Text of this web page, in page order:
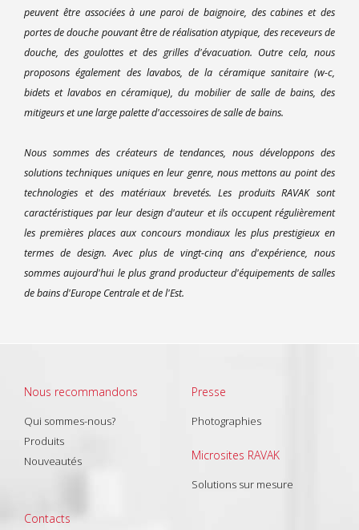
peuvent être associées à une paroi de baignoire, des cabines et des
portes de douche pouvant être de réalisation atypique, des receveurs de
douche, des goulottes et des grilles d'évacuation. Outre cela, nous
proposons également des lavabos, de la céramique sanitaire (w-c,
bidets et lavabos en céramique), du mobilier de salle de bains, des
mitigeurs et une large palette d'accessoires de salle de bains.
Nous sommes des créateurs de tendances, nous développons des
solutions techniques uniques en leur genre, nous mettons au point des
technologies et des matériaux brevetés. Les produits RAVAK sont
caractéristiques par leur design d'auteur et ils occupent régulièrement
les premières places aux concours mondiaux les plus prestigieux en
termes de design. Avec plus de vingt-cinq ans d'expérience, nous
sommes aujourd'hui le plus grand producteur d'équipements de salles
de bains d'Europe Centrale et de l'Est.
Nous recommandons
Qui sommes-nous?
Produits
Nouveautés
Presse
Photographies
Microsites RAVAK
Solutions sur mesure
Contacts